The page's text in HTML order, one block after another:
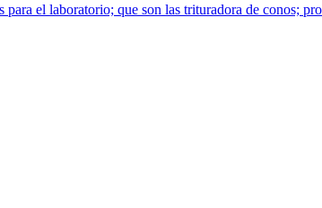
el laboratorio; que son las trituradora de conos;